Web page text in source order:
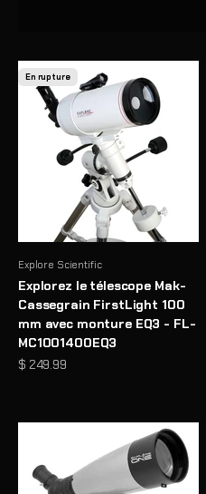
En rupture
Explore Scientific
Explorez le télescope Mak-
Cassegrain FirstLight 100
mm avec monture EQ3 - FL-
MC1001400EQ3
Prix de vente
$ 249.99